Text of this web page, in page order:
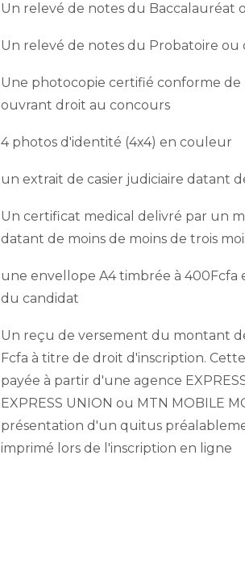
Un relevé de notes du Baccalauréat
Un relevé de notes du Probatoire ou
Une photocopie certifié conforme de
ouvrant droit au concours
4 photos d'identité (4x4) en couleur
un extrait de casier judiciaire datant
Un certificat medical delivré par un
datant de moins de moins de trois
une envellope A4 timbrée à 400Fcfa
du candidat
Un reçu de versement du montant
Fcfa à titre de droit d'inscription.
payée à partir d'une agence
EXPRESS UNION ou MTN MOBILE
présentation d'un quitus
imprimé lors de l'inscription en ligne